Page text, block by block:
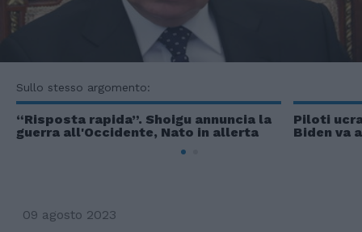
Sullo stesso argomento:
“Risposta rapida”. Shoigu annuncia la
guerra all'Occidente, Nato in allerta
Piloti
Biden va
09 agosto 2023